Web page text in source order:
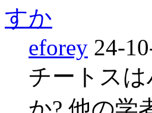
すか
eforey 24-
チートス